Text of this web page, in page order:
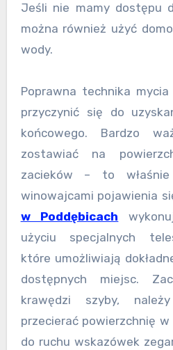
Jeśli nie mamy dostępu
można również użyć
wody.
Poprawna technika
przyczynić się do
końcowego. Bardzo
zostawiać na
zacieków – to
winowajcami pojawienia
w Poddębicach
użyciu specjalnych
które umożliwiają
dostępnych miejsc.
krawędzi szyby,
przecierać powierzchnię
do ruchu wskazówek